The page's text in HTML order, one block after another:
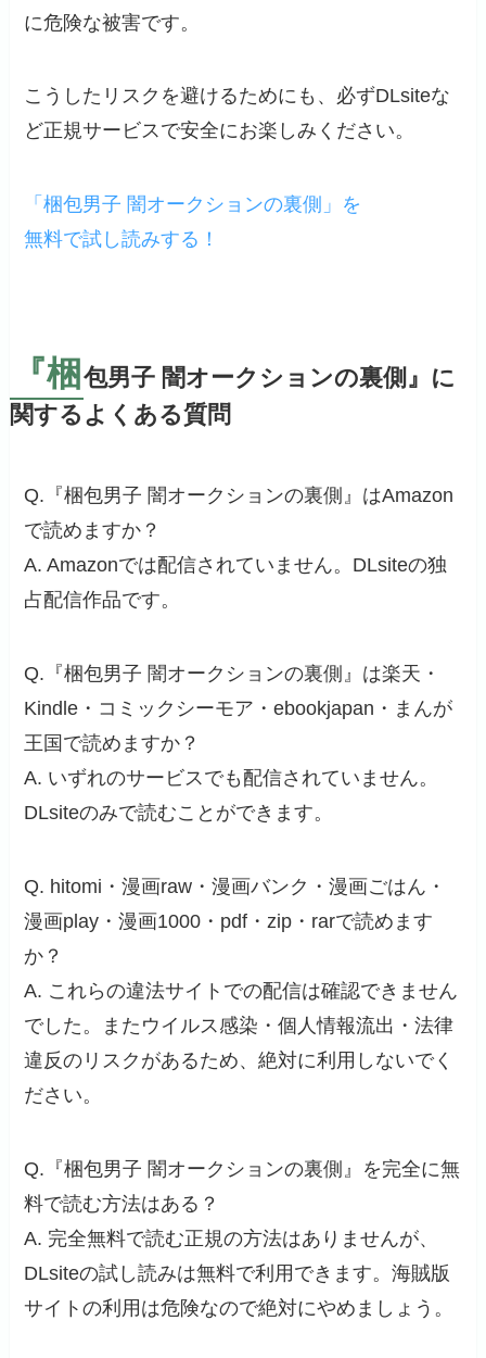
に危険な被害です。
こうしたリスクを避けるためにも、必ずDLsiteな
ど正規サービスで安全にお楽しみください。
「梱包男子 闇オークションの裏側」を
無料で試し読みする！
『梱 包男子 闇オークションの裏側』に
関するよくある質問
Q.『梱包男子 闇オークションの裏側』はAmazon
で読めますか？
A. Amazonでは配信されていません。DLsiteの独
占配信作品です。
Q.『梱包男子 闇オークションの裏側』は楽天・
Kindle・コミックシーモア・ebookjapan・まんが
王国で読めますか？
A. いずれのサービスでも配信されていません。
DLsiteのみで読むことができます。
Q. hitomi・漫画raw・漫画バンク・漫画ごはん・
漫画play・漫画1000・pdf・zip・rarで読めます
か？
A. これらの違法サイトでの配信は確認できません
でした。またウイルス感染・個人情報流出・法律
違反のリスクがあるため、絶対に利用しないでく
ださい。
Q.『梱包男子 闇オークションの裏側』を完全に無
料で読む方法はある？
A. 完全無料で読む正規の方法はありませんが、
DLsiteの試し読みは無料で利用できます。海賊版
サイトの利用は危険なので絶対にやめましょう。